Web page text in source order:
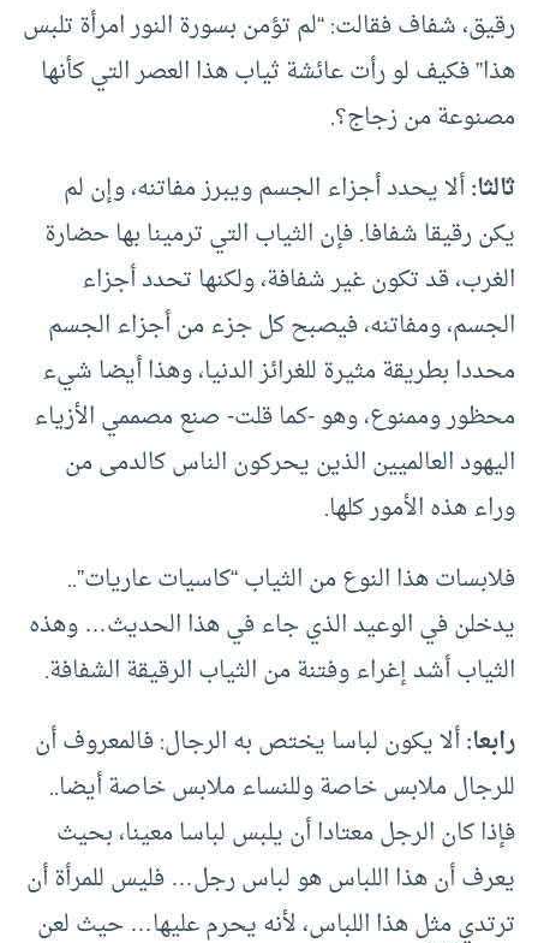
رقيق، شفاف فقالت: “لم تؤمن بسورة النور امرأة تلبس
هذا” فكيف لو رأت عائشة ثياب هذا العصر التي كأنها
مصنوعة من زجاج؟.
ثالثا:ألا يحدد أجزاء الجسم ويبرز مفاتنه، وإن لم
يكن رقيقا شفافا. فإن الثياب التي ترمينا بها حضارة
الغرب، قد تكون غير شفافة، ولكنها تحدد أجزاء
الجسم، ومفاتنه، فيصبح كل جزء من أجزاء الجسم
محددا بطريقة مثيرة للغرائز الدنيا، وهذا أيضا شيء
محظور وممنوع، وهو -كما قلت- صنع مصممي الأزياء
اليهود العالميين الذين يحركون الناس كالدمى من
وراء هذه الأمور كلها.
فلابسات هذا النوع من الثياب “كاسيات عاريات”..
يدخلن في الوعيد الذي جاء في هذا الحديث… وهذه
الثياب أشد إغراء وفتنة من الثياب الرقيقة الشفافة.
رابعا:ألا يكون لباسا يختص به الرجال: فالمعروف أن
للرجال ملابس خاصة وللنساء ملابس خاصة أيضا..
فإذا كان الرجل معتادا أن يلبس لباسا معينا، بحيث
يعرف أن هذا اللباس هو لباس رجل… فليس للمرأة أن
ترتدي مثل هذا اللباس، لأنه يحرم عليها… حيث لعن